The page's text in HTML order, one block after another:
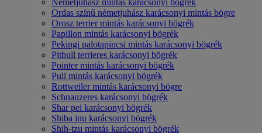
Németjuhász mintás karácsonyi bögrék
Ordas színű németjuhász karácsonyi mintás bögre
Orosz terrier mintás karácsonyi bögrék
Papillon mintás karácsonyi bögrék
Pekingi palotapincsi mintás karácsonyi bögrék
Pitbull terrieres karácsonyi bögrék
Pointer mintás karácsonyi bögrék
Puli mintás karácsonyi bögrék
Rottweiler mintás karácsonyi bögre
Schnauzeres karácsonyi bögrék
Shar pei karácsonyi bögrék
Shiba inu karácsonyi bögrék
Shih-tzu mintás karácsonyi bögrék